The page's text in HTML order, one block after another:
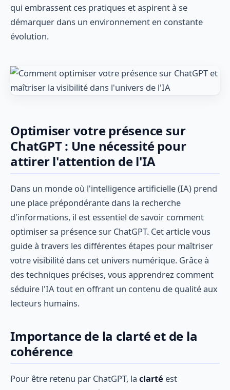
qui embrassent ces pratiques et aspirent à se
démarquer dans un environnement en constante
évolution.
Optimiser votre présence sur
ChatGPT : Une nécessité pour
attirer l'attention de l'IA
Dans un monde où l'intelligence artificielle (IA) prend
une place prépondérante dans la recherche
d'informations, il est essentiel de savoir comment
optimiser sa présence sur ChatGPT. Cet article vous
guide à travers les différentes étapes pour maîtriser
votre visibilité dans cet univers numérique. Grâce à
des techniques précises, vous apprendrez comment
séduire l'IA tout en offrant un contenu de qualité aux
lecteurs humains.
Importance de la clarté et de la
cohérence
Pour être retenu par ChatGPT, la clarté est